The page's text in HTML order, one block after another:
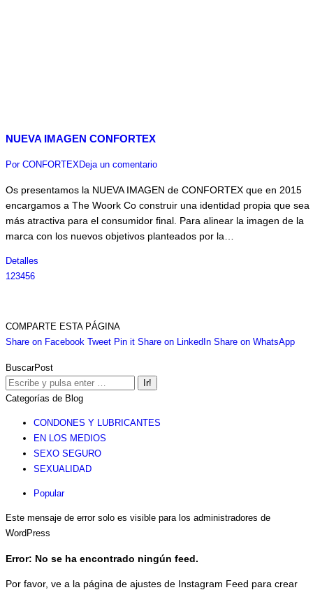
NUEVA IMAGEN CONFORTEX
Por CONFORTEXDeja un comentario
Os presentamos la NUEVA IMAGEN de CONFORTEX que en 2015
encargamos a The Woork Co construir una identidad propia que sea
más atractiva para el consumidor final. Para alinear la imagen de la
marca con los nuevos objetivos planteados por la…
Detalles
123456
COMPARTE ESTA PÁGINA
Share on Facebook Share
TweetShare
Pin itShare
Share on LinkedInShare
Share on WhatsApp
BuscarPost
Buscar:
Categorías de Blog
CONDONES Y LUBRICANTES
EN LOS MEDIOS
SEXO SEGURO
SEXUALIDAD
Popular
Este mensaje de error solo es visible para los administradores de
WordPress
Error: No se ha encontrado ningún feed.
Por favor, ve a la página de ajustes de Instagram Feed para crear